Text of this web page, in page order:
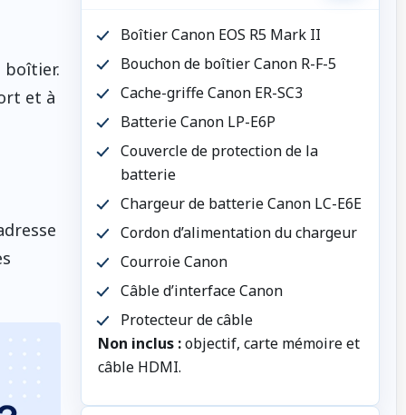
boîtier.
et à
Boîtier Canon EOS R5 Mark II
Bouchon de boîtier Canon R-F-5
Cache-griffe Canon ER-SC3
Batterie Canon LP-E6P
Couvercle de protection de la
batterie
Chargeur de batterie Canon LC-E6E
Cordon d’alimentation du chargeur
Courroie Canon
Câble d’interface Canon
Protecteur de câble
Non inclus :objectif, carte mémoire et
câble HDMI.